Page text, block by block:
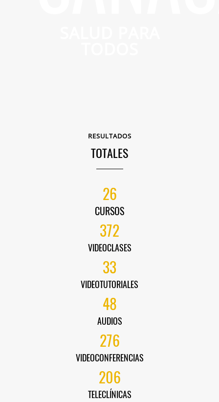
RESULTADOS
TOTALES
26
CURSOS
372
VIDEOCLASES
33
VIDEOTUTORIALES
48
AUDIOS
276
VIDEOCONFERENCIAS
206
TELECLÍNICAS